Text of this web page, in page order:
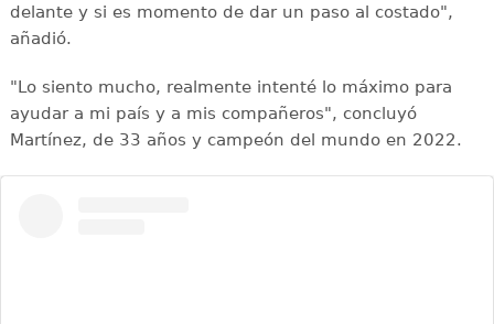
delante y si es momento de dar un paso al costado",
añadió.
"Lo siento mucho, realmente intenté lo máximo para
ayudar a mi país y a mis compañeros", concluyó
Martínez, de 33 años y campeón del mundo en 2022.